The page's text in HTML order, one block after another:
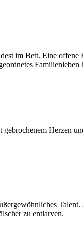
im Bett. Eine
Familienleben
Herzen
zu entlarven.